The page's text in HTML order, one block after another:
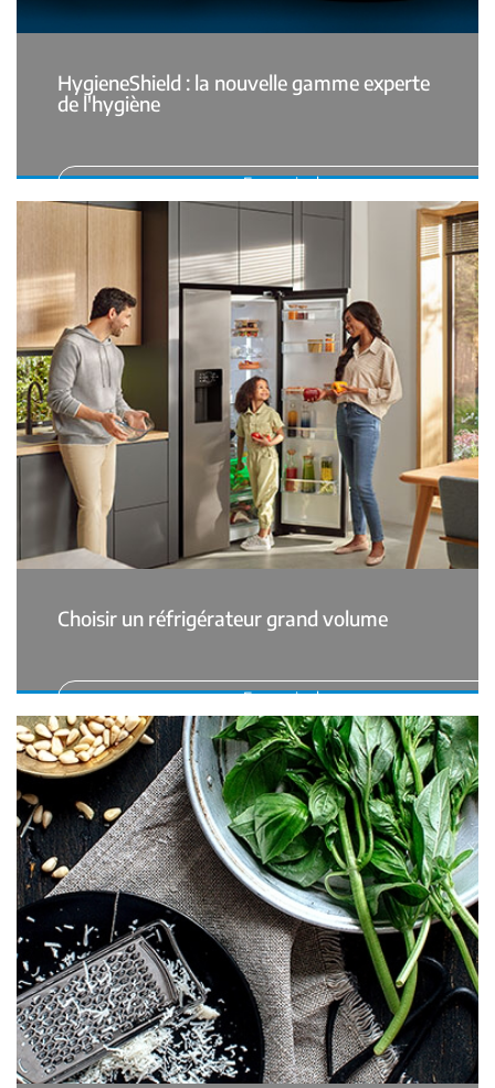
HygieneShield : la nouvelle gamme experte
de l'hygiène
En savoir plus
Choisir un réfrigérateur grand volume
En savoir plus